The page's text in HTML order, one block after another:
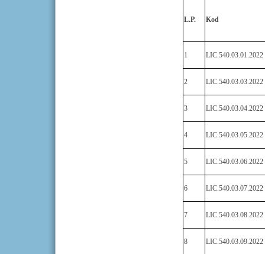
L.P. Kod
1 LIC.540.03.01.2022
2 LIC.540.03.03.2022
3 LIC.540.03.04.2022
4 LIC.540.03.05.2022
5 LIC.540.03.06.2022
6 LIC.540.03.07.2022
7 LIC.540.03.08.2022
8 LIC.540.03.09.2022